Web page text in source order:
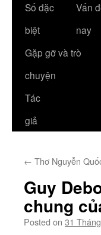
Số đặc
biệt
Vấn
nay
Gặp gỡ và trò
chuyện
Tác
giả
← Thơ Nguyễn
Guy
chung
Posted on 31